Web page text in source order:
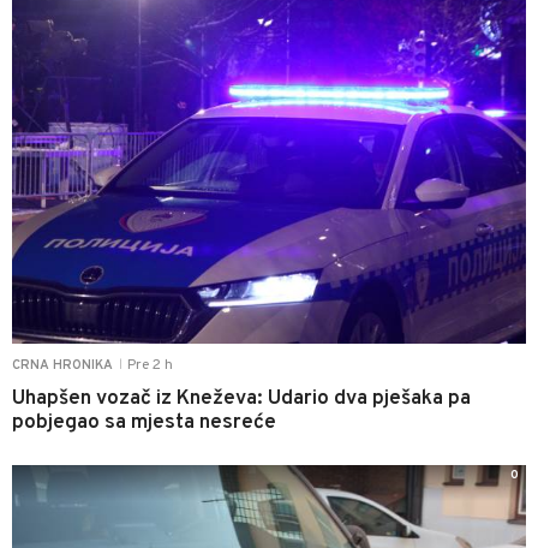
CRNA HRONIKA Pre 2 h
Uhapšen vozač iz Kneževa: Udario dva pješaka pa
pobjegao sa mjesta nesreće
0